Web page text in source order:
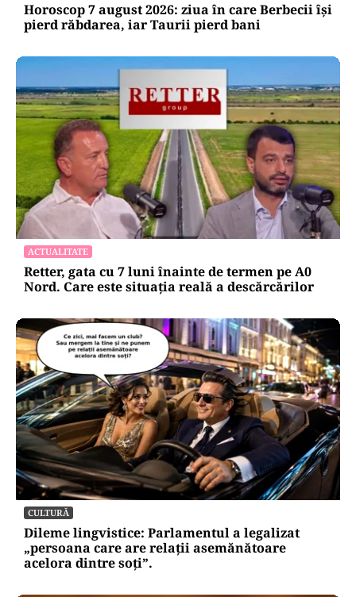
Horoscop 7 august 2026: ziua în care Berbecii își
pierd răbdarea, iar Taurii pierd bani
ACTUALITATE
Retter, gata cu 7 luni înainte de termen pe A0
Nord. Care este situația reală a descărcărilor
CULTURĂ
Dileme lingvistice: Parlamentul a legalizat
„persoana care are relații asemănătoare
acelora dintre soți”.